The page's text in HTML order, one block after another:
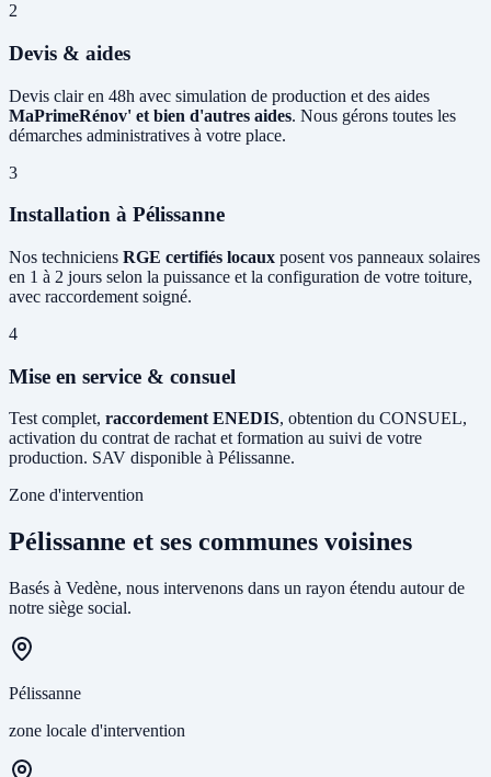
2
Devis & aides
Devis clair en 48h avec simulation de production et des aides
MaPrimeRénov' et bien d'autres aides. Nous gérons toutes les
démarches administratives à votre place.
3
Installation à Pélissanne
Nos techniciens RGE certifiés locaux posent vos panneaux solaires
en 1 à 2 jours selon la puissance et la configuration de votre toiture,
avec raccordement soigné.
4
Mise en service & consuel
Test complet, raccordement ENEDIS, obtention du CONSUEL,
activation du contrat de rachat et formation au suivi de votre
production. SAV disponible à Pélissanne.
Zone d'intervention
Pélissanne et ses communes voisines
Basés à Vedène, nous intervenons dans un rayon étendu autour de
notre siège social.
Pélissanne
zone locale d'intervention